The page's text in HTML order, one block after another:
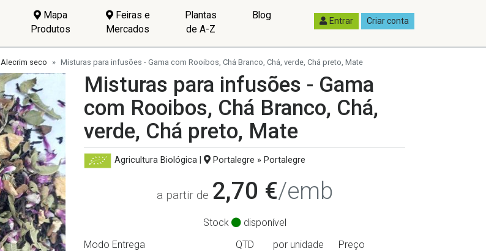
Mapa
Produtos
Feiras e
Mercados
Plantas
de A-Z
Blog Entrar Criar conta
Alecrim seco Misturas para infusões - Gama com Rooibos, Chá Branco, Chá, verde, Chá preto, Mate
Misturas para infusões - Gama
com Rooibos, Chá Branco, Chá,
verde, Chá preto, Mate
Agricultura Biológica| Portalegre » Portalegre
a partir de 2,70 €/emb
Stock
disponível
Modo Entrega
QTD por unidade Preço